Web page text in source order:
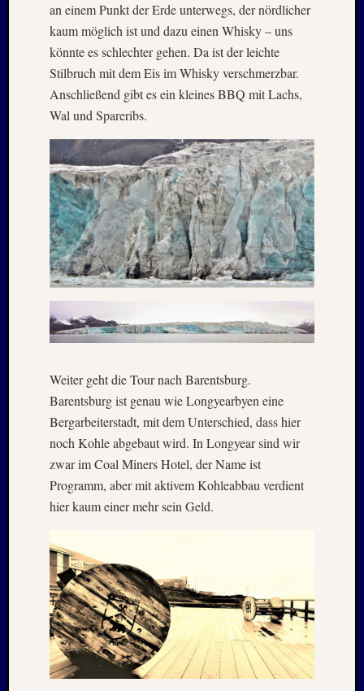
an einem Punkt der Erde unterwegs, der nördlicher
kaum möglich ist und dazu einen Whisky – uns
könnte es schlechter gehen. Da ist der leichte
Stilbruch mit dem Eis im Whisky verschmerzbar.
Anschließend gibt es ein kleines BBQ mit Lachs,
Wal und Spareribs.
Weiter geht die Tour nach Barentsburg.
Barentsburg ist genau wie Longyearbyen eine
Bergarbeiterstadt, mit dem Unterschied, dass hier
noch Kohle abgebaut wird. In Longyear sind wir
zwar im Coal Miners Hotel, der Name ist
Programm, aber mit aktivem Kohleabbau verdient
hier kaum einer mehr sein Geld.